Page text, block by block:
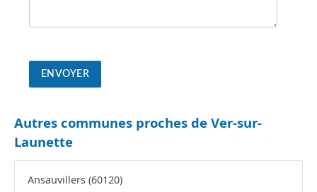
Autres communes proches de Ver-sur-
Launette
Ansauvillers (60120)